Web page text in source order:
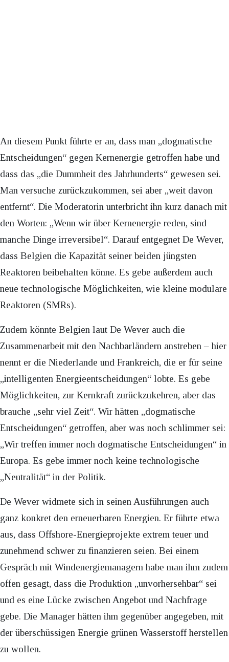
An diesem Punkt führte er an, dass man „dogmatische
Entscheidungen“ gegen Kernenergie getroffen habe und
dass das „die Dummheit des Jahrhunderts“ gewesen sei.
Man versuche zurückzukommen, sei aber „weit davon
entfernt“. Die Moderatorin unterbricht ihn kurz danach mit
den Worten: „Wenn wir über Kernenergie reden, sind
manche Dinge irreversibel“. Darauf entgegnet De Wever,
dass Belgien die Kapazität seiner beiden jüngsten
Reaktoren beibehalten könne. Es gebe außerdem auch
neue technologische Möglichkeiten, wie kleine modulare
Reaktoren (SMRs).
Zudem könnte Belgien laut De Wever auch die
Zusammenarbeit mit den Nachbarländern anstreben – hier
nennt er die Niederlande und Frankreich, die er für seine
„intelligenten Energieentscheidungen“ lobte. Es gebe
Möglichkeiten, zur Kernkraft zurückzukehren, aber das
brauche „sehr viel Zeit“. Wir hätten „dogmatische
Entscheidungen“ getroffen, aber was noch schlimmer sei:
„Wir treffen immer noch dogmatische Entscheidungen“ in
Europa. Es gebe immer noch keine technologische
„Neutralität“ in der Politik.
De Wever widmete sich in seinen Ausführungen auch
ganz konkret den erneuerbaren Energien. Er führte etwa
aus, dass Offshore-Energieprojekte extrem teuer und
zunehmend schwer zu finanzieren seien. Bei einem
Gespräch mit Windenergiemanagern habe man ihm zudem
offen gesagt, dass die Produktion „unvorhersehbar“ sei
und es eine Lücke zwischen Angebot und Nachfrage
gebe. Die Manager hätten ihm gegenüber angegeben, mit
der überschüssigen Energie grünen Wasserstoff herstellen
zu wollen.